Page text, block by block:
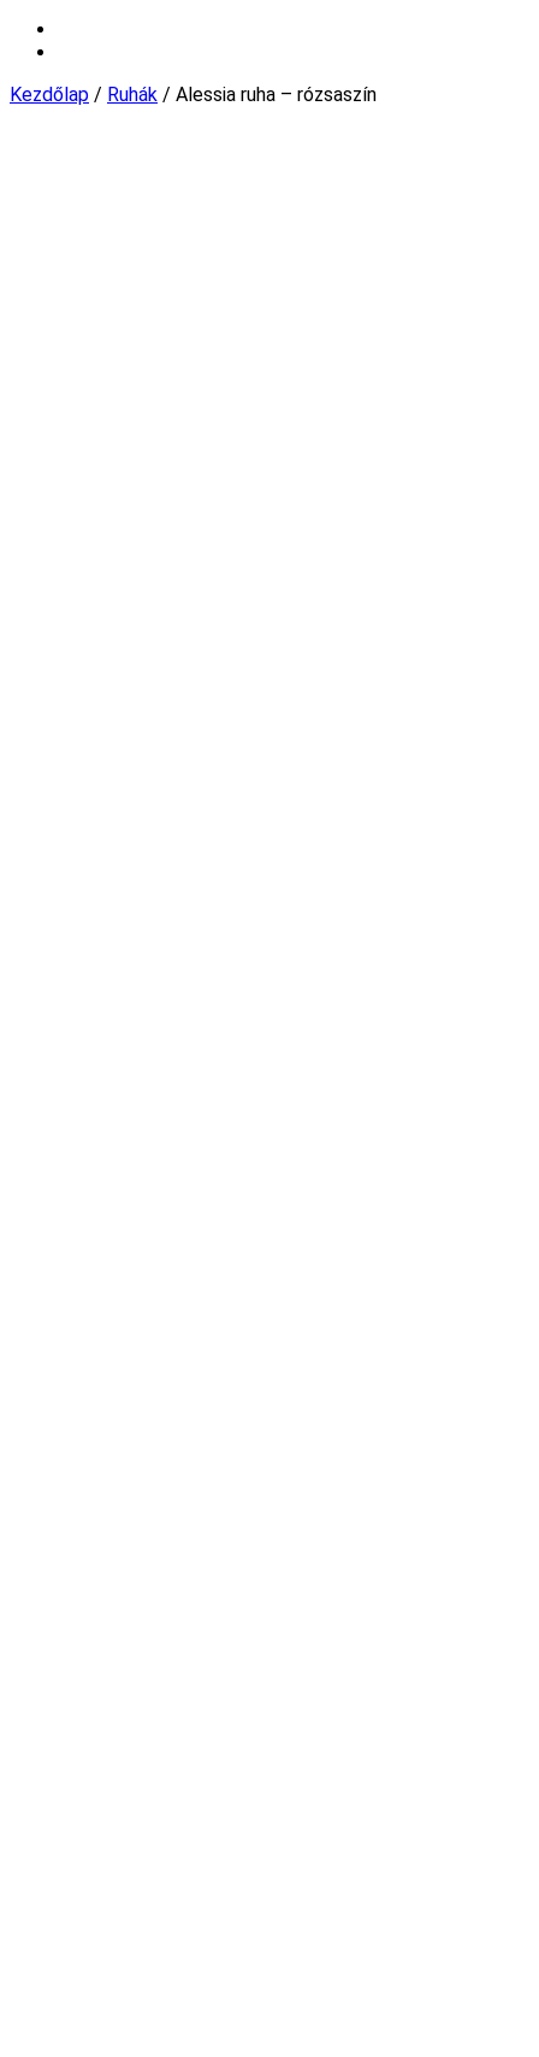
Kezdőlap / Ruhák / Alessia ruha – rózsaszín